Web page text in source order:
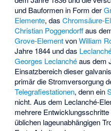
und Bauformen in Form der
Elemente, dasChromsäure-
Christian Poggendorffaus
Grove-ElementvonWilliam
Jahre 1844 und das
Georges Leclanchéaus dem
Einsatzbereich dieser
primär die Stromversorgung
Telegrafiestationen, denn ein
nicht. Aus dem Leclanché-
mehrere
üblichen lageunabhängigen